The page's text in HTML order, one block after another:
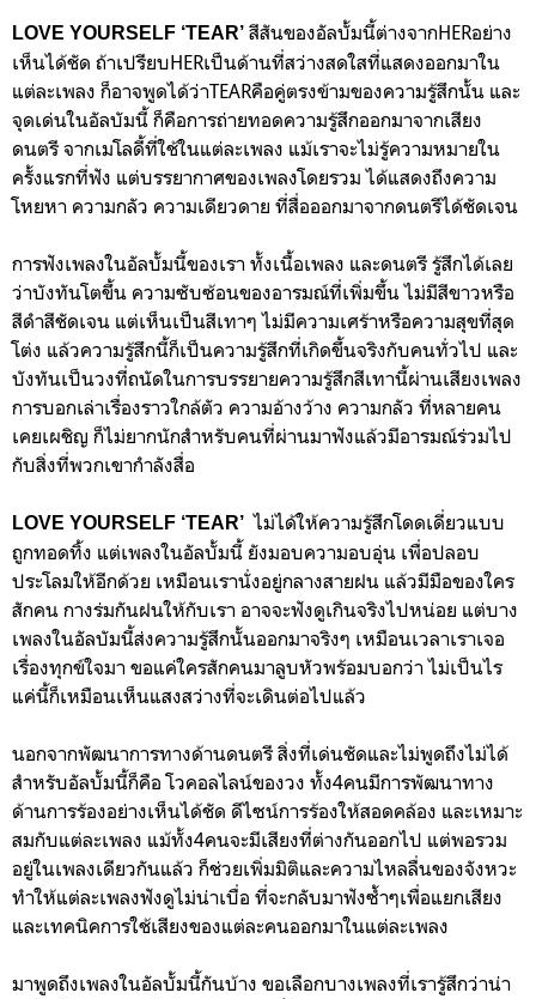
LOVE YOURSELF ‘TEAR’ สีสันของอัลบั้มนี้ต่างจากHERอย่าง
เห็นได้ชัด ถ้าเปรียบHERเป็นด้านที่สว่างสดใสที่แสดงออกมาใน
แต่ละเพลง ก็อาจพูดได้ว่าTEARคือคู่ตรงข้ามของความรู้สึกนั้น และ
จุดเด่นในอัลบัมนี้ ก็คือการถ่ายทอดความรู้สึกออกมาจากเสียง
ดนตรี จากเมโลดี้ที่ใช้ในแต่ละเพลง แม้เราจะไม่รู้ความหมายใน
ครั้งแรกที่ฟัง แต่บรรยากาศของเพลงโดยรวม ได้แสดงถึงความ
โหยหา ความกลัว ความเดียวดาย ที่สื่อออกมาจากดนตรีได้ชัดเจน
การฟังเพลงในอัลบั้มนี้ของเรา ทั้งเนื้อเพลง และดนตรี รู้สึกได้เลย
ว่าบังทันโตขึ้น ความซับซ้อนของอารมณ์ที่เพิ่มขึ้น ไม่มีสีขาวหรือ
สีดำสีชัดเจน แต่เห็นเป็นสีเทาๆ ไม่มีความเศร้าหรือความสุขที่สุด
โต่ง แล้วความรู้สึกนี้ก็เป็นความรู้สึกที่เกิดขึ้นจริงกับคนทั่วไป และ
บังทันเป็นวงที่ถนัดในการบรรยายความรู้สึกสีเทานี้ผ่านเสียงเพลง
การบอกเล่าเรื่องราวใกล้ตัว ความอ้างว้าง ความกลัว ที่หลายคน
เคยเผชิญ ก็ไม่ยากนักสำหรับคนที่ผ่านมาฟังแล้วมีอารมณ์ร่วมไป
กับสิ่งที่พวกเขากำลังสื่อ
LOVE YOURSELF ‘TEAR’ ไม่ได้ให้ความรู้สึกโดดเดี่ยวแบบ
ถูกทอดทิ้ง แต่เพลงในอัลบั้มนี้ ยังมอบความอบอุ่น เพื่อปลอบ
ประโลมให้อีกด้วย เหมือนเรานั่งอยู่กลางสายฝน แล้วมีมือของใคร
สักคน กางร่มกันฝนให้กับเรา อาจจะฟังดูเกินจริงไปหน่อย แต่บาง
เพลงในอัลบัมนี้ส่งความรู้สึกนั้นออกมาจริงๆ เหมือนเวลาเราเจอ
เรื่องทุกข์ใจมา ขอแค่ใครสักคนมาลูบหัวพร้อมบอกว่า ไม่เป็นไร
แค่นี้ก็เหมือนเห็นแสงสว่างที่จะเดินต่อไปแล้ว
นอกจากพัฒนาการทางด้านดนตรี สิ่งที่เด่นชัดและไม่พูดถึงไม่ได้
สำหรับอัลบั้มนี้ก็คือ โวคอลไลน์ของวง ทั้ง4คนมีการพัฒนาทาง
ด้านการร้องอย่างเห็นได้ชัด ดีไซน์การร้องให้สอดคล้อง และเหมาะ
สมกับแต่ละเพลง แม้ทั้ง4คนจะมีเสียงที่ต่างกันออกไป แต่พอรวม
อยู่ในเพลงเดียวกันแล้ว ก็ช่วยเพิ่มมิติและความไหลลื่นของจังหวะ
ทำให้แต่ละเพลงฟังดูไม่น่าเบื่อ ที่จะกลับมาฟังซ้ำๆเพื่อแยกเสียง
และเทคนิคการใช้เสียงของแต่ละคนออกมาในแต่ละเพลง
มาพูดถึงเพลงในอัลบั้มนี้กันบ้าง ขอเลือกบางเพลงที่เรารู้สึกว่าน่า